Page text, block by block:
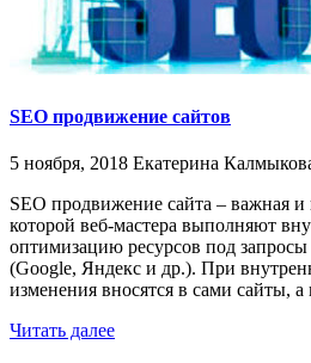
SEO продвижение сайтов
5 ноября, 2018 Екатерина
SEO продвижение сайта – важная и
которой веб-мастера выполняют
оптимизацию ресурсов под
(Google, Яндекс и др.). При
изменения вносятся в сами сайты,
Читать далее